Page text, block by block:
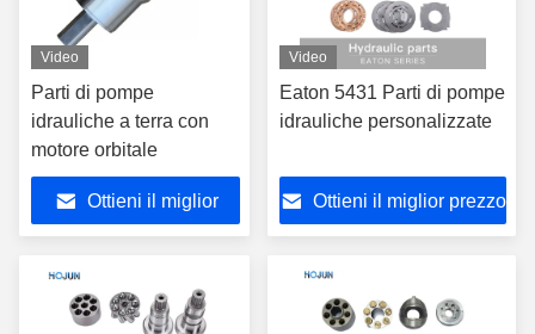
Video
Parti di pompe
idrauliche a terra con
motore orbitale
Ottieni il miglior
Video
Eaton 5431 Parti di pompe
idrauliche personalizzate
Ottieni il miglior prezzo